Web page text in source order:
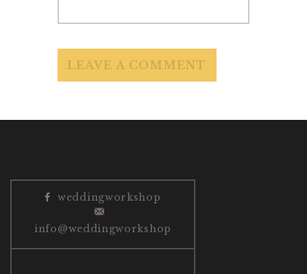
weddingworkshop
info@weddingworkshop